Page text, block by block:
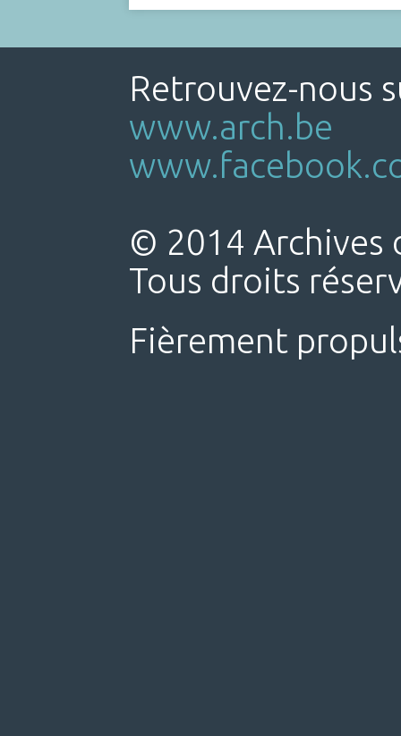
Retrouvez-nous
www.arch.be
© 2014 Archives
Tous droits
Fièrement